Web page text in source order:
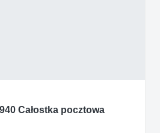
Całostka pocztowa